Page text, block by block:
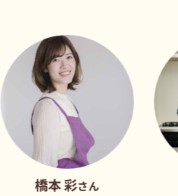
さん